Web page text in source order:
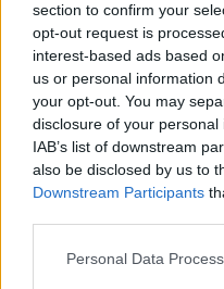
section to confirm your
opt-out request is
interest-based ads based
us or personal information
your opt-out. You may
disclosure of your
IAB’s list of downstream
also be disclosed by us to
Downstream Participants
Please note that this
Personal Data
ΠΟΝΤΟΣ
Κρώμνη: Η πόλη με τους
και τους επιδέξιους
17/11/2024 - 10:38πμ